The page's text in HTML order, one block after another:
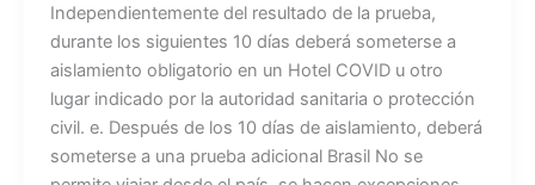
Independientemente del resultado de la prueba,
durante los siguientes 10 días deberá someterse a
aislamiento obligatorio en un Hotel COVID u otro
lugar indicado por la autoridad sanitaria o protección
civil. e. Después de los 10 días de aislamiento, deberá
someterse a una prueba adicional Brasil No se